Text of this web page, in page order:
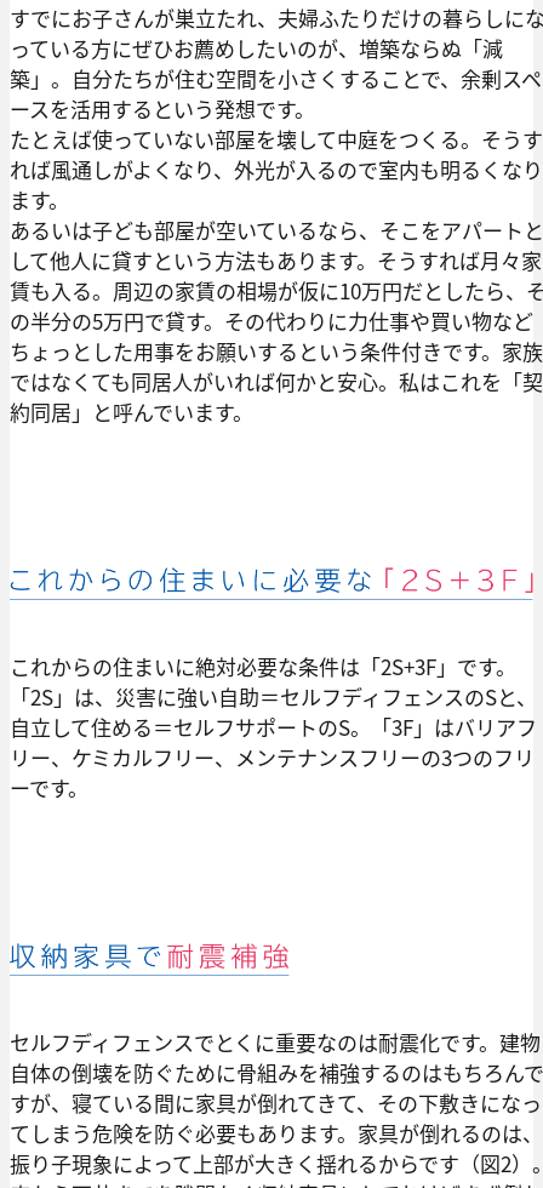
すでにお子さんが巣立たれ、夫婦ふたりだけの暮らしに
っている方にぜひお薦めしたいのが、増築ならぬ「減
築」。自分たちが住む空間を小さくすることで、余剰スペ
ースを活用するという発想です。
たとえば使っていない部屋を壊して中庭をつくる。そうす
れば風通しがよくなり、外光が入るので室内も明るくなり
ます。
あるいは子ども部屋が空いているなら、そこをアパートと
して他人に貸すという方法もあります。そうすれば月々家
賃も入る。周辺の家賃の相場が仮に10万円だとしたら、
の半分の5万円で貸す。その代わりに力仕事や買い物など
ちょっとした用事をお願いするという条件付きです。家族
ではなくても同居人がいれば何かと安心。私はこれを「契
約同居」と呼んでいます。
これからの住まいに絶対必要な条件は「2S+3F」です。
「2S」は、災害に強い自助＝セルフディフェンスのSと、
自立して住める＝セルフサポートのS。「3F」はバリアフ
リー、ケミカルフリー、メンテナンスフリーの3つのフリ
ーです。
セルフディフェンスでとくに重要なのは耐震化です。建物
自体の倒壊を防ぐために骨組みを補強するのはもちろんで
すが、寝ている間に家具が倒れてきて、その下敷きになっ
てしまう危険を防ぐ必要もあります。家具が倒れるのは、
振り子現象によって上部が大きく揺れるからです（図2）